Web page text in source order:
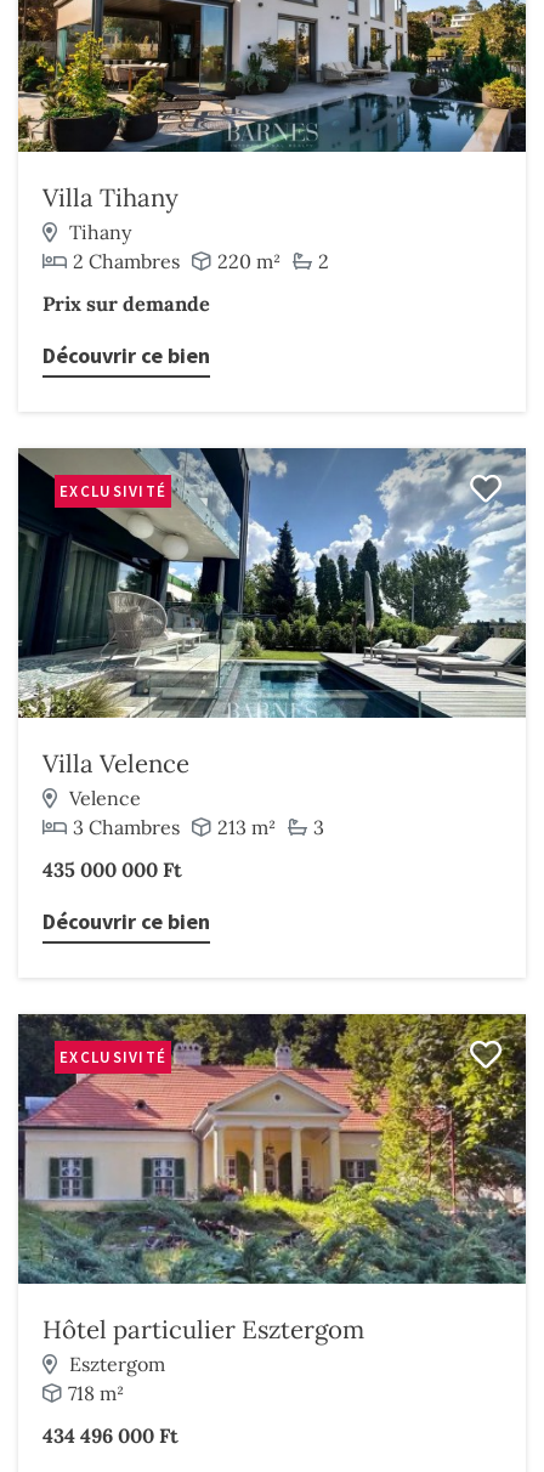
Villa Tihany
Tihany
2 Chambres
220 m²
2
Prix sur demande
Découvrir ce bien
EXCLUSIVITÉ
Villa Velence
Velence
3 Chambres
213 m²
3
435 000 000 Ft
Découvrir ce bien
EXCLUSIVITÉ
Hôtel particulier Esztergom
Esztergom
718 m²
434 496 000 Ft